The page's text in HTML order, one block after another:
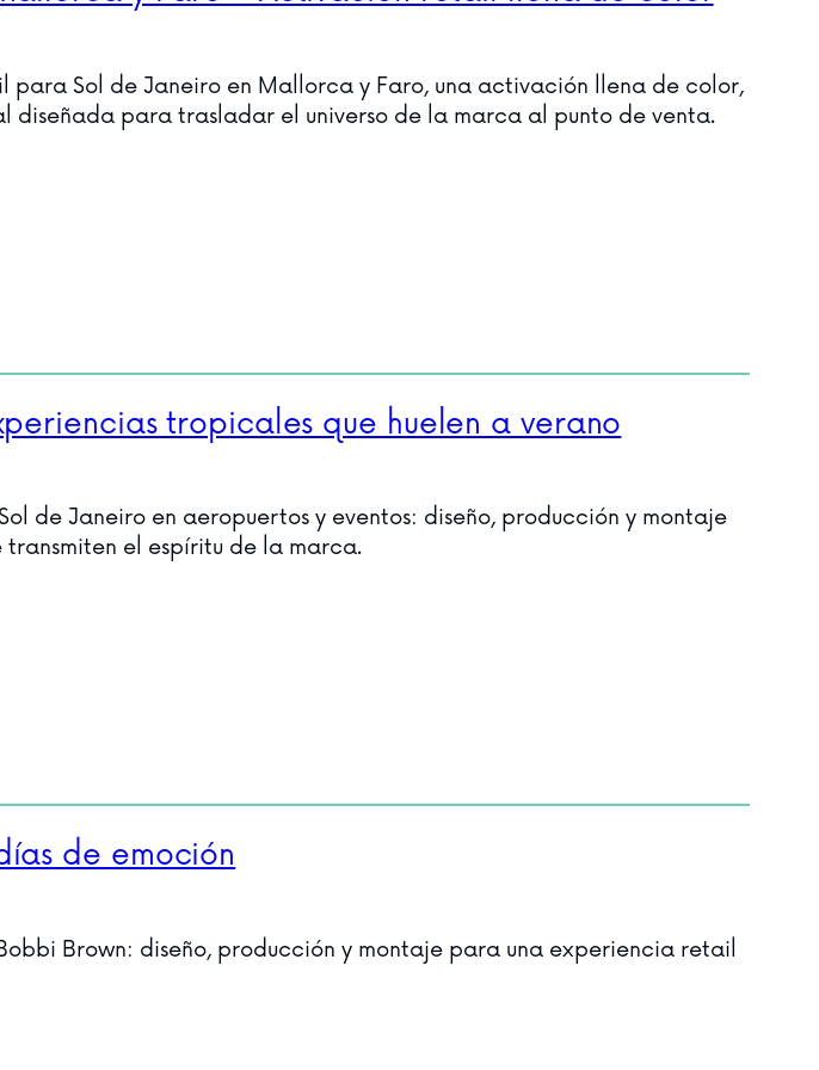
para Sol de Janeiro en Mallorca y Faro, una activación llena de color,
diseñada para trasladar el universo de la marca al punto de venta.
tropicales que huelen a verano
de Janeiro en aeropuertos y eventos: diseño, producción y montaje
el espíritu de la marca.
de emoción
Brown: diseño, producción y montaje para una experiencia retail